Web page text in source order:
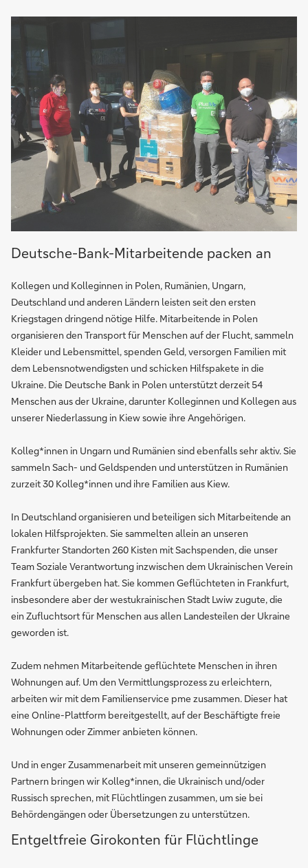
Deutsche-Bank-Mitarbeitende packen an
Kollegen und Kolleginnen in Polen, Rumänien, Ungarn,
Deutschland und anderen Ländern leisten seit den ersten
Kriegstagen dringend nötige Hilfe. Mitarbeitende in Polen
organisieren den Transport für Menschen auf der Flucht, sammeln
Kleider und Lebensmittel, spenden Geld, versorgen Familien mit
dem Lebensnotwendigsten und schicken Hilfspakete in die
Ukraine. Die Deutsche Bank in Polen unterstützt derzeit 54
Menschen aus der Ukraine, darunter Kolleginnen und Kollegen aus
unserer Niederlassung in Kiew sowie ihre Angehörigen.
Kolleg*innen in Ungarn und Rumänien sind ebenfalls sehr aktiv. Sie
sammeln Sach- und Geldspenden und unterstützen in Rumänien
zurzeit 30 Kolleg*innen und ihre Familien aus Kiew.
In Deutschland organisieren und beteiligen sich Mitarbeitende an
lokalen Hilfsprojekten. Sie sammelten allein an unseren
Frankfurter Standorten 260 Kisten mit Sachspenden, die unser
Team Soziale Verantwortung inzwischen dem Ukrainischen Verein
Frankfurt übergeben hat. Sie kommen Geflüchteten in Frankfurt,
insbesondere aber der westukrainischen Stadt Lwiw zugute, die
ein Zufluchtsort für Menschen aus allen Landesteilen der Ukraine
geworden ist.
Zudem nehmen Mitarbeitende geflüchtete Menschen in ihren
Wohnungen auf. Um den Vermittlungsprozess zu erleichtern,
arbeiten wir mit dem Familienservice pme zusammen. Dieser hat
eine Online-Plattform bereitgestellt, auf der Beschäftigte freie
Wohnungen oder Zimmer anbieten können.
Und in enger Zusammenarbeit mit unseren gemeinnützigen
Partnern bringen wir Kolleg*innen, die Ukrainisch und/oder
Russisch sprechen, mit Flüchtlingen zusammen, um sie bei
Behördengängen oder Übersetzungen zu unterstützen.
Entgeltfreie Girokonten für Flüchtlinge